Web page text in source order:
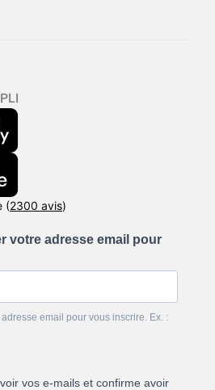
(2300 avis)
votre adresse email pour
email pour vous inscrire. Ex. :
vos e-mails et confirme avoir